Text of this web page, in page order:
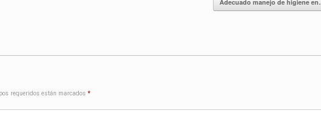
Adecuado manejo de higiene
requeridos están marcados *